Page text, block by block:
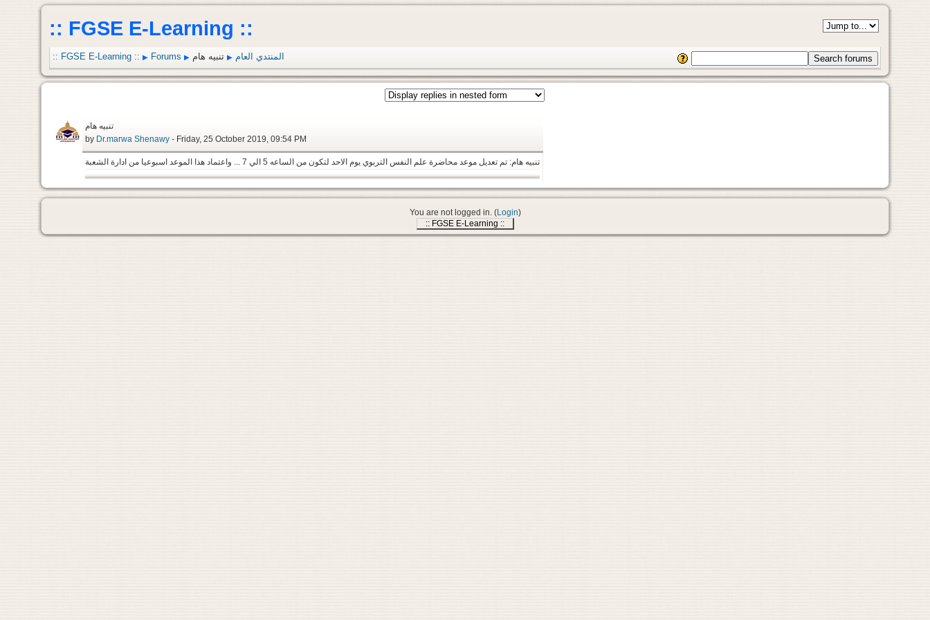
:: FGSE E-Learning ::
:: FGSE E-Learning :: ▶ Forums ▶ المنتدي العام ▶ تنبيه هام
تنبيه هام
by Dr.marwa Shenawy- Friday, 25 October 2019, 09:54 PM
تنبيه هام: تم تعديل موعد محاضرة علم النفس التربوي يوم الاحد لتكون من الساعه 5 الي 7 ... واعتماد هذا الموعد اسبوعيا من ادارة الشعبة
You are not logged in. (Login)
:: FGSE E-Learning ::